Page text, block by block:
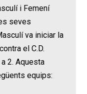
i Femení
seves
va iniciar la
el C.D.
2. Aquesta
equips: